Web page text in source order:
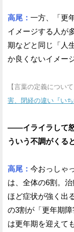
高尾： 一方、「更
イメージする人が
期などと同じ「人
か良くないイメー
【言葉の定義につい
害、閉経の違い『い
——イライラして
ういう不調がくる
高尾： 今おっしゃ
は、全体の6割。
ほど症状が強く出
の3割が「更年期
は更年期を迎えて